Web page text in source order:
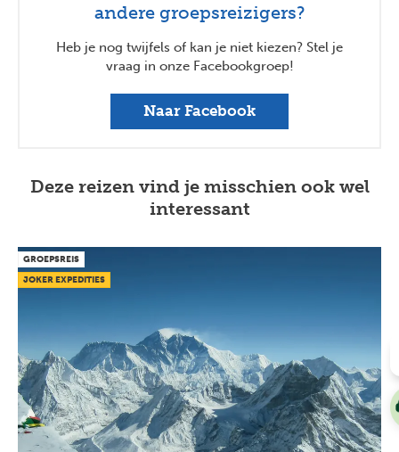
andere groepsreizigers?
Heb je nog twijfels of kan je niet kiezen? Stel je
vraag in onze Facebookgroep!
Naar Facebook
Deze reizen vind je misschien ook wel
interessant
GROEPSREIS
JOKER EXPEDITIES